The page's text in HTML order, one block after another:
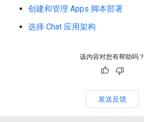
创建和管理 Apps 脚本部署
选择 Chat 应用架构
该内容对您有帮助吗？
发送反馈